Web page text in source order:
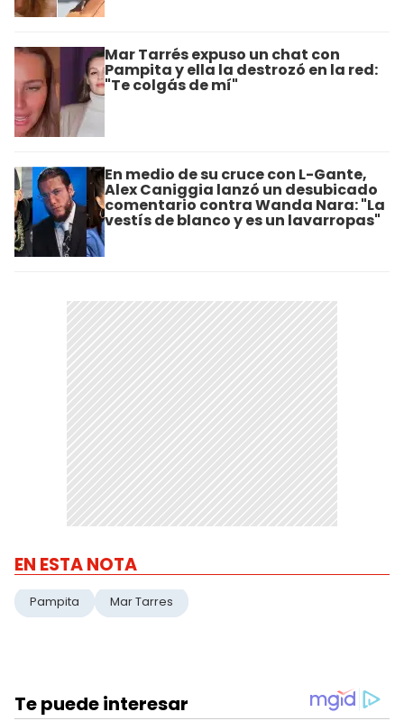
Mar Tarrés expuso un chat con
Pampita y ella la destrozó en la red:
"Te colgás de mí"
En medio de su cruce con L-Gante,
Alex Caniggia lanzó un desubicado
comentario contra Wanda Nara: "La
vestís de blanco y es un lavarropas"
EN ESTA NOTA
Pampita Mar Tarres